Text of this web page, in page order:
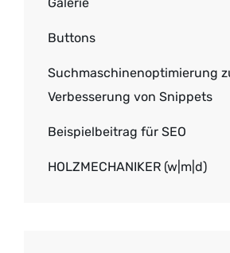
Buttons
Suchmaschinenoptimierung
Verbesserung von Snippets
Beispielbeitrag für SEO
HOLZMECHANIKER (w|m|d)